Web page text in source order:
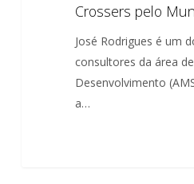
Crossers pelo
José Rodrigues é um
consultores da área de
Desenvolvimento
a…